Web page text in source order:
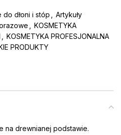
dłoni i stóp
Artykuły
KOSMETYKA
KOSMETYKA PROFESJONALNA
PRODUKTY
na drewnianej podstawie.